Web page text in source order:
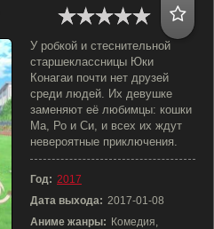
У робкой и стеснительной
старшеклассницы Юки
Конагаи почти нет друзей
среди людей. Их девушке
заменяют её любимцы: кошки
Ма, Ро и Си, и всех их ждут
невероятные приключения.
Год: 2017
Дата выхода: 2017-01-08
Аниме жанры: Комедия,